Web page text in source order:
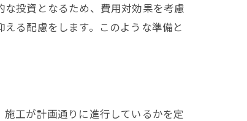
投資となるため、費用対効果を考慮
る配慮をします。このような準備と
工が計画通りに進行しているかを定